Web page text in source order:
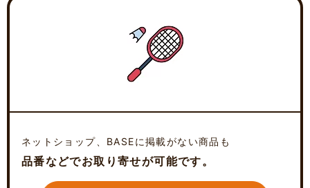
ネットショップ、BASEに掲載がない商品も
品番などでお取り寄せが可能です。